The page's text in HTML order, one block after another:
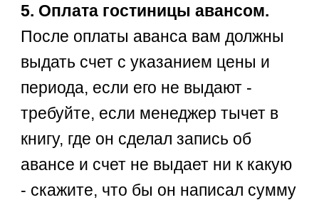
5. Оплата гостиницы авансом.
После оплаты аванса вам должны
выдать счет с указанием цены и
периода, если его не выдают -
требуйте, если менеджер тычет в
книгу, где он сделал запись об
авансе и счет не выдает ни к какую
- скажите, что бы он написал сумму